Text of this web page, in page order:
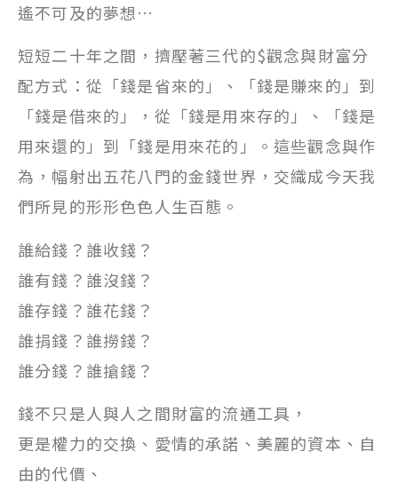
遙不可及的夢想…
短短二十年之間，擠壓著三代的$觀念與財富分
配方式：從「錢是省來的」、「錢是賺來的」到
「錢是借來的」，從「錢是用來存的」、「錢是
用來還的」到「錢是用來花的」。這些觀念與作
為，幅射出五花八門的金錢世界，交織成今天我
們所見的形形色色人生百態。
誰給錢？誰收錢？
誰有錢？誰沒錢？
誰存錢？誰花錢？
誰捐錢？誰撈錢？
誰分錢？誰搶錢？
錢不只是人與人之間財富的流通工具，
更是權力的交換、愛情的承諾、美麗的資本、自
由的代價、